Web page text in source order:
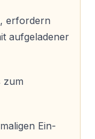
erfordern
aufgeladener
zum
Ein-